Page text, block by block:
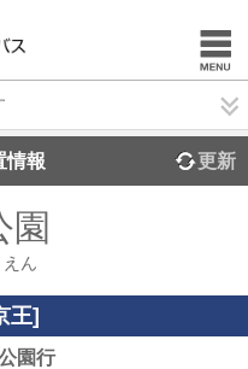
情報 更新
園
えん
王]
園行